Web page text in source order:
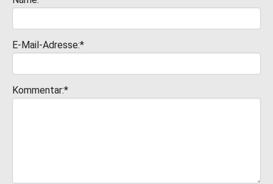
E-Mail-Adresse:*
Kommentar:*